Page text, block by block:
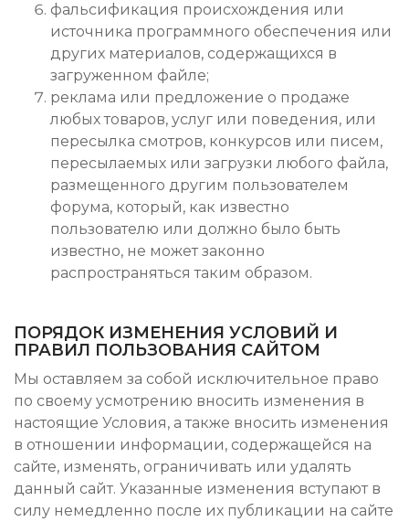
фальсификация происхождения или
источника программного обеспечения или
других материалов, содержащихся в
загруженном файле;
реклама или предложение о продаже
любых товаров, услуг или поведения, или
пересылка смотров, конкурсов или писем,
пересылаемых или загрузки любого файла,
размещенного другим пользователем
форума, который, как известно
пользователю или должно было быть
известно, не может законно
распространяться таким образом.
ПОРЯДОК ИЗМЕНЕНИЯ УСЛОВИЙ И
ПРАВИЛ ПОЛЬЗОВАНИЯ САЙТОМ
Мы оставляем за собой исключительное право
по своему усмотрению вносить изменения в
настоящие Условия, а также вносить изменения
в отношении информации, содержащейся на
сайте, изменять, ограничивать или удалять
данный сайт. Указанные изменения вступают в
силу немедленно после их публикации на сайте